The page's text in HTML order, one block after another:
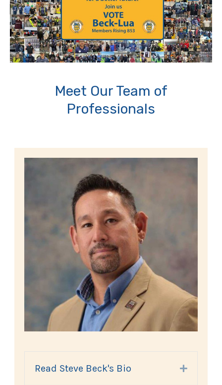
Meet Our Team of
Professionals
Read Steve Beck's Bio Expand